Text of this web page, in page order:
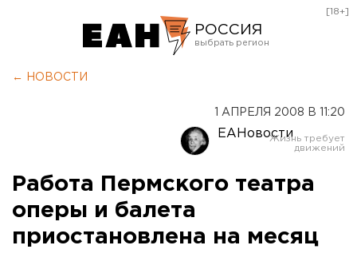
РОССИЯ
Оренбург
[18+]
← НОВОСТИ
1 АПРЕЛЯ 2008 В 11:20
ЕАНовости
Работа Пермского театра
оперы и балета
приостановлена на месяц